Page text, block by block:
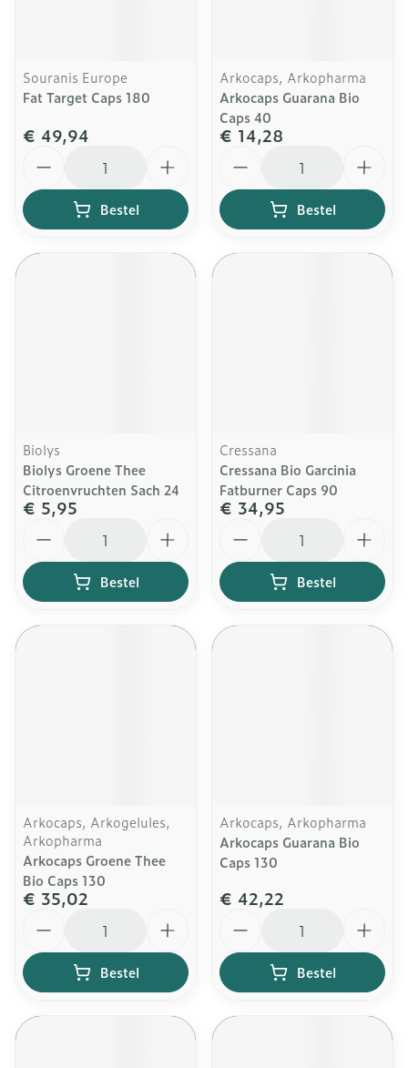
Souranis Europe
Fat Target Caps 180
€ 49,94
Bestel
Arkocaps, Arkopharma
Arkocaps Guarana Bio
Caps 40
€ 14,28
Bestel
Biolys
Biolys Groene Thee
Citroenvruchten Sach 24
€ 5,95
Bestel
Cressana
Cressana Bio Garcinia
Fatburner Caps 90
€ 34,95
Bestel
Arkocaps, Arkogelules,
Arkopharma
Arkocaps Groene Thee
Bio Caps 130
€ 35,02
Bestel
Arkocaps, Arkopharma
Arkocaps Guarana Bio
Caps 130
€ 42,22
Bestel